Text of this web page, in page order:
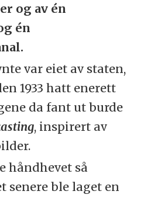
og av én
én
var eiet av staten,
1933 hatt enerett
da fant ut burde
, inspirert av
håndhevet så
senere ble laget en